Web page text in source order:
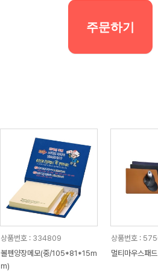
주문하기
상품번호 : 334809
볼펜양장메모(중/105*81*15m
m)
상품번호 :
멀티마우스패드